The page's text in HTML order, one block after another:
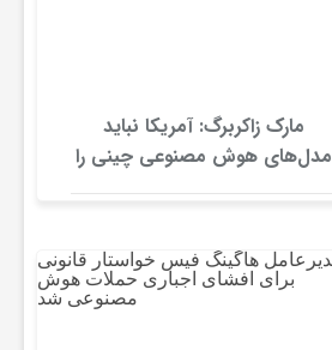
مارک زاکربرگ: آمریکا نباید
مدل‌های هوش مصنوعی چینی را
مسدود کند